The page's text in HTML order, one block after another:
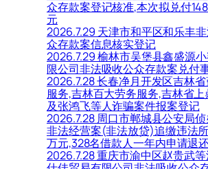
众存款案登记核准,本次拟兑付
元
2026.7.29 天津市和平区和乐丰
众存款案信息核实登记
2026.7.29 榆林市吴堡县鑫盛源
限公司非法吸收公众存款案兑付
2026.7.28 长春净月开发区吉林
服务,吉林百大劳务服务,吉林省
及张鸿飞等人诈骗案件报案登记
2026.7.28 周口市郸城县公安局
非法经营案(非法放贷)追缴违法
万元,328名借款人一年内申请退
2026.7.28 重庆市渝中区赵贵武